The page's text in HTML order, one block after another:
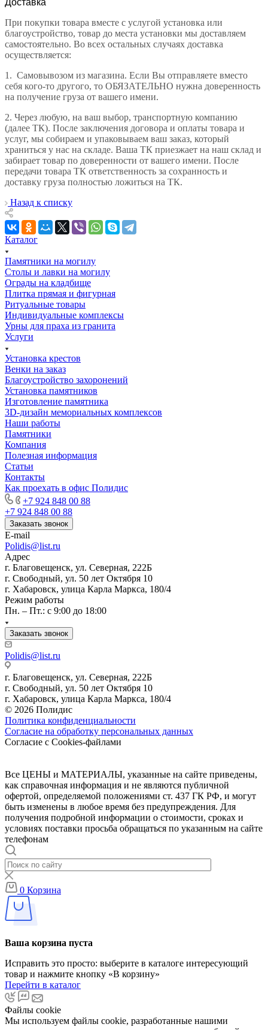
При покупки товара вместе с услугой установка или
благоустройство, товар до места установки мы доставляем
самостоятельно. Во всех остальных случаях доставка
осуществляется:
1. Самовывозом из магазина. Если Вы отправляете вместо
себя кого-то другого, то ОБЯЗАТЕЛЬНО нужна доверенность
на получение груза от вашего имени.
2. Через любую, на ваш выбор, транспортную компанию
(далее ТК). После заключения договора и оплаты товара и
услуг, мы собираем и упаковываем ваш заказ, который
храниться у нас на складе. Ваша ТК приезжает на наш склад и
забирает товар по доверенности от вашего имени. После
передачи товара ТК ответственность за сохранность и
доставку груза полностью ложиться на ТК.
Назад к списку
Каталог
Памятники на могилу
Столы и лавки на могилу
Ограды на кладбище
Плитка прямая и фигурная
Ритуальные товары
Индивидуальные комплексы
Урны для праха из гранита
Услуги
Установка крестов
Венки на заказ
Благоустройство захоронений
Установка памятников
Изготовление памятника
3D-дизайн мемориальных комплексов
Наши работы
Памятники
Компания
Полезная информация
Статьи
Контакты
Как проехать в офис Полидис
+7 924 848 00 88
+7 924 848 00 88
Заказать звонок
E-mail
Polidis@list.ru
Адрес
г. Благовещенск, ул. Северная, 222Б
г. Свободный, ул. 50 лет Октября 10
г. Хабаровск, улица Карла Маркса, 180/4
Режим работы
Пн. – Пт.: с 9:00 до 18:00
Заказать звонок
Polidis@list.ru
г. Благовещенск, ул. Северная, 222Б
г. Свободный, ул. 50 лет Октября 10
г. Хабаровск, улица Карла Маркса, 180/4
© 2026 Полидис
Политика конфиденциальности
Согласие на обработку персональных данных
Согласие с Cookies-файлами
Все ЦЕНЫ и МАТЕРИАЛЫ, указанные на сайте приведены,
как справочная информация и не являются публичной
офертой, определяемой положениями ст. 437 ГК РФ, и могут
быть изменены в любое время без предупреждения. Для
получения подробной информации о стоимости, сроках и
условиях поставки просьба обращаться по указанным на сайте
телефонам
0 Корзина
Ваша корзина пуста
Исправить это просто: выберите в каталоге интересующий
товар и нажмите кнопку «В корзину»
Перейти в каталог
Файлы cookie
Мы используем файлы cookie, разработанные нашими